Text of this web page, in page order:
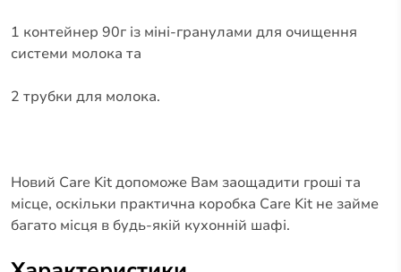
1 контейнер 90г із міні-гранулами для очищення
системи молока та
2 трубки для молока.
Новий Care Kit допоможе Вам заощадити гроші та
місце, оскільки практична коробка Care Kit не займе
багато місця в будь-якій кухонній шафі.